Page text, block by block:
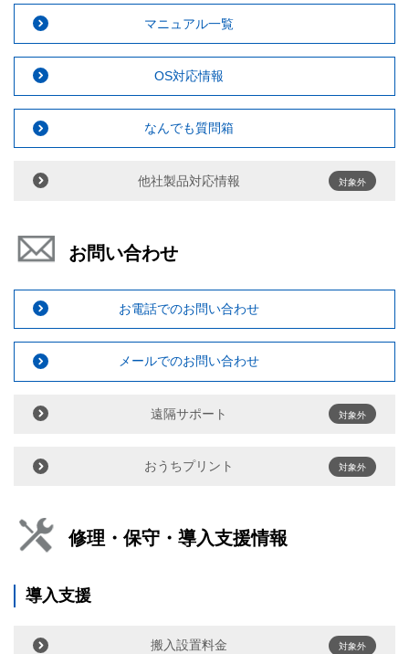
マニュアル一覧
OS対応情報
なんでも質問箱
他社製品対応情報 対象外
お問い合わせ
お電話でのお問い合わせ
メールでのお問い合わせ
遠隔サポート 対象外
おうちプリント 対象外
修理・保守・導入支援情報
導入支援
搬入設置料金 対象外